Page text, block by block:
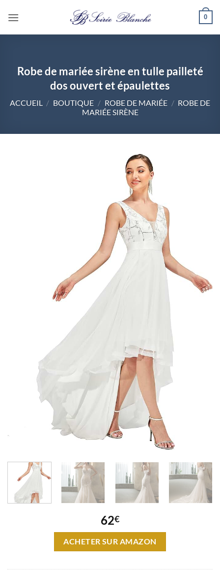
0
Robe de mariée sirène en tulle pailleté
dos ouvert et épaulettes
ACCUEIL / BOUTIQUE / ROBE DE MARIÉE / ROBE DE
MARIÉE SIRÈNE
62€
ACHETER SUR AMAZON